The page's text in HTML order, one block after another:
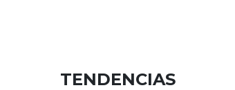
TENDENCIAS